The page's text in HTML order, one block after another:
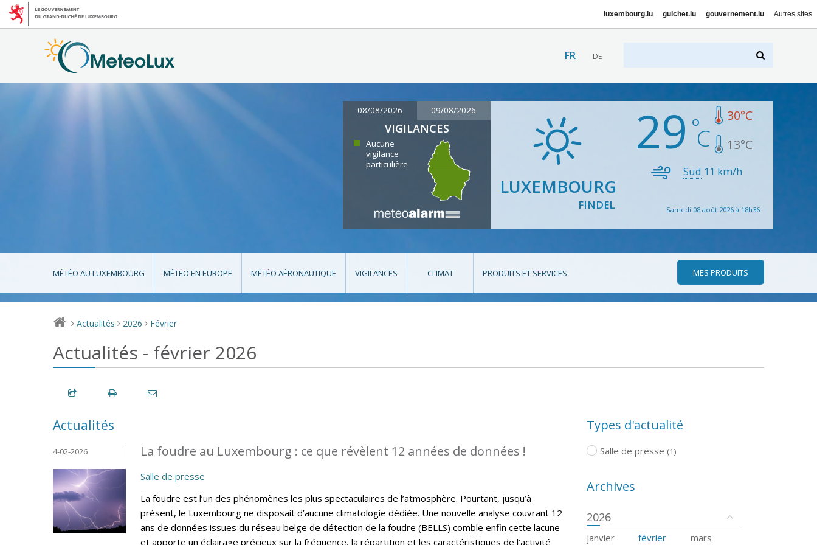
luxembourg.lu guichet.lu gouvernement.lu Autres sites
FR DE
08/08/2026 09/08/2026
VIGILANCES
Aucune
vigilance
particulière
LUXEMBOURG
FINDEL
29 30°C
13°C
Sud 11 km/h
Samedi 08 août 2026 à 18h36
MÉTÉO AU LUXEMBOURG MÉTÉO EN EUROPE MÉTÉO AÉRONAUTIQUE VIGILANCES CLIMAT PRODUITS ET SERVICES MES PRODUITS
> Actualités > 2026 > Février
Actualités - février 2026
Actualités
La foudre au Luxembourg : ce que révèlent 12 années de données !
4-02-2026
Salle de presse
La foudre est l’un des phénomènes les plus spectaculaires de l’atmosphère. Pourtant, jusqu’à
présent, le Luxembourg ne disposait d’aucune climatologie dédiée. Une nouvelle analyse couvrant 12
ans de données issues du réseau belge de détection de la foudre (BELLS) comble enfin cette lacune
et apporte un éclairage précieux sur la fréquence, la répartition et les caractéristiques de l’activité
Types d'actualité
Salle de presse (1)
Archives
2026
janvier février mars